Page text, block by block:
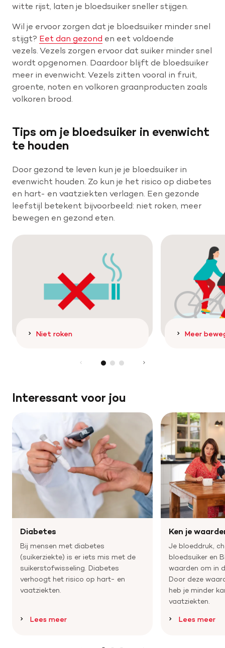
witte rijst, laten je bloedsuiker sneller stijgen.
Wil je ervoor zorgen dat je bloedsuiker minder snel
stijgt? Eet dan gezond en eet voldoende
vezels. Vezels zorgen ervoor dat suiker minder snel
wordt opgenomen. Daardoor blijft de bloedsuiker
meer in evenwicht. Vezels zitten vooral in fruit,
groente, noten en volkoren graanproducten zoals
volkoren brood.
Tips om je bloedsuiker in evenwicht
te houden
Door gezond te leven kun je je bloedsuiker in
evenwicht houden. Zo kun je het risico op diabetes
en hart- en vaatziekten verlagen. Een gezonde
leefstijl betekent bijvoorbeeld: niet roken, meer
bewegen en gezond eten.
Niet roken Meer
Interessant voor jou
Diabetes
Bij mensen met diabetes
(suikerziekte) is er iets mis met de
suikerstofwisseling. Diabetes
verhoogt het risico op hart- en
vaatziekten.
Lees meer
Ken je
Je bloeddruk,
bloedsuiker en
waarden om in
Door deze
heb je minder
vaatziekten.
Lees meer